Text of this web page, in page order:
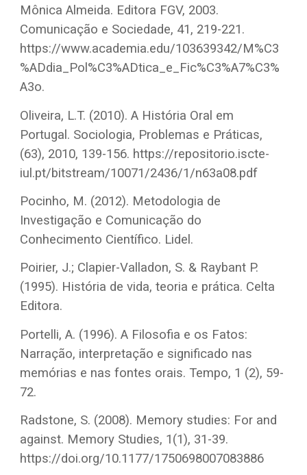
Mônica Almeida. Editora FGV, 2003.
Comunicação e Sociedade, 41, 219-221.
https://www.academia.edu/103639342/M%C3
%ADdia_Pol%C3%ADtica_e_Fic%C3%A7%C3%
A3o.
Oliveira, L.T. (2010). A História Oral em
Portugal. Sociologia, Problemas e Práticas,
(63), 2010, 139-156. https://repositorio.iscte-
iul.pt/bitstream/10071/2436/1/n63a08.pdf
Pocinho, M. (2012). Metodologia de
Investigação e Comunicação do
Conhecimento Científico. Lidel.
Poirier, J.; Clapier-Valladon, S. & Raybant P.
(1995). História de vida, teoria e prática. Celta
Editora.
Portelli, A. (1996). A Filosofia e os Fatos:
Narração, interpretação e significado nas
memórias e nas fontes orais. Tempo, 1 (2), 59-
72.
Radstone, S. (2008). Memory studies: For and
against. Memory Studies, 1(1), 31-39.
https://doi.org/10.1177/1750698007083886